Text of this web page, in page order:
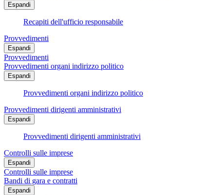
Espandi
Recapiti dell'ufficio responsabile
Provvedimenti
Espandi
Provvedimenti
Provvedimenti organi indirizzo politico
Espandi
Provvedimenti organi indirizzo politico
Provvedimenti dirigenti amministrativi
Espandi
Provvedimenti dirigenti amministrativi
Controlli sulle imprese
Espandi
Controlli sulle imprese
Bandi di gara e contratti
Espandi